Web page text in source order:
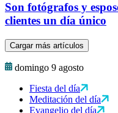
Son fotógrafos y
clientes un día único
Cargar más artículos
domingo 9 agosto
Fiesta del día
Meditación del día
Evangelio del día